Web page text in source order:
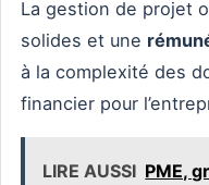
La gestion de projet
solides et une
à la complexité des
financier pour
LIRE AUSSI PME,